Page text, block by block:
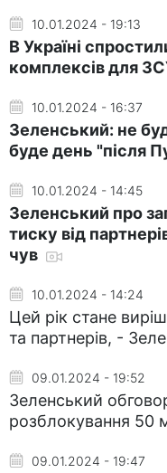
10.01.2024 - 19:13
В Україні
комплексів для
10.01.2024 - 16:37
Зеленський: не
буде день "після
10.01.2024 - 14:45
Зеленський про
тиску від
чув
10.01.2024 - 14:24
Цей рік стане
та партнерів, -
09.01.2024 - 19:52
Зеленський
розблокування 50
09.01.2024 - 19:47